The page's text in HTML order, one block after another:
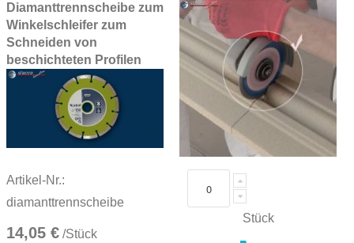
Diamanttrennscheibe zum
Winkelschleifer zum
Schneiden von
beschichteten Profilen
Artikel-Nr.:
diamanttrennscheibe
14,05 € /Stück
Stück